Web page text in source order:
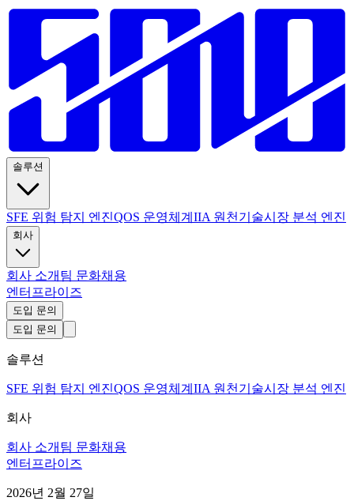
솔루션
SFE 위험 탐지 엔진QOS 운영체계 IIA 원천기술시장 분석 엔진
회사
회사 소개 팀 문화채용
엔터프라이즈
도입 문의
도입 문의
솔루션
SFE 위험 탐지 엔진QOS 운영체계 IIA 원천기술시장 분석 엔진
회사
회사 소개 팀 문화채용
엔터프라이즈
2026년 2월 27일